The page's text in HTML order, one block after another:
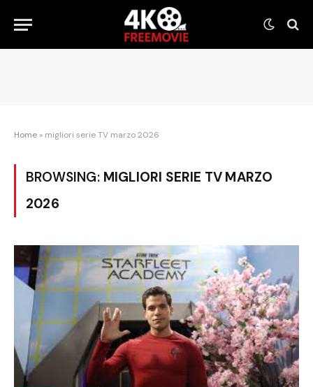
Home » migliori serie TV marzo 2026
BROWSING: MIGLIORI SERIE TV MARZO
2026